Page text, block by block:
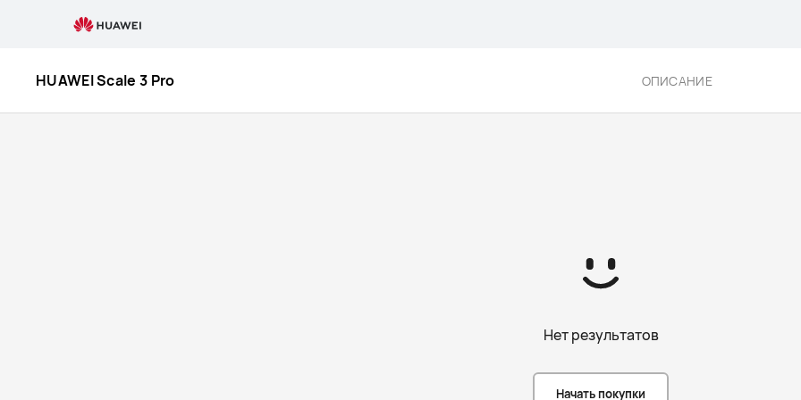
Купить
HUAWEI
Scale
HUAWEI Scale 3 Pro ОПИСАНИЕ
Нет результатов
Начать покупки